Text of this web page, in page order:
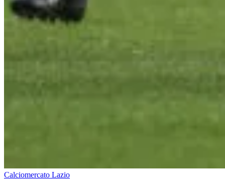
Calciomercato Lazio